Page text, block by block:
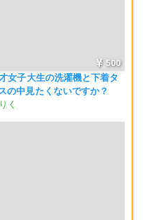
500
女子大生の洗濯機と下着タ
の中見たくないですか？
く